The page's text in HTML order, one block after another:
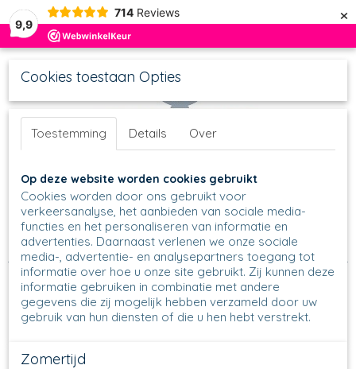
9,9
714 Reviews ×
Geen producten
Home>In de keuken>Kip & het ei> Eierdopjes>Eierdopje
laag>145 - Eierdopje laag - 61
Cookies toestaan Opties
Toestemming Details Over
Op deze website worden cookies gebruikt
Cookies worden door ons gebruikt voor
verkeersanalyse, het aanbieden van sociale media-
functies en het personaliseren van informatie en
advertenties. Daarnaast verlenen we onze sociale
media-, advertentie- en analysepartners toegang tot
informatie over hoe u onze site gebruikt. Zij kunnen deze
informatie gebruiken in combinatie met andere
gegevens die zij mogelijk hebben verzameld door uw
gebruik van hun diensten of die u hen hebt verstrekt.
Zomertijd